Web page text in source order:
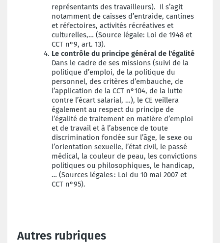
représentants des travailleurs). Il s’agit
notamment de caisses d’entraide, cantines
et réfectoires, activités récréatives et
culturelles,… (Source légale: Loi de 1948 et
CCT n°9, art. 13).
Le contrôle du principe général de l'égalité
Dans le cadre de ses missions (suivi de la
politique d’emploi, de la politique du
personnel, des critères d’embauche, de
l’application de la CCT n°104, de la lutte
contre l’écart salarial, …), le CE veillera
également au respect du principe de
l’égalité de traitement en matière d’emploi
et de travail et à l’absence de toute
discrimination fondée sur l’âge, le sexe ou
l’orientation sexuelle, l’état civil, le passé
médical, la couleur de peau, les convictions
politiques ou philosophiques, le handicap,
… (Sources légales : Loi du 10 mai 2007 et
CCT n°95).
Autres rubriques